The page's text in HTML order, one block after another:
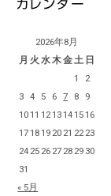
2026年8月
月 火 水木金土 日
1
2
3
4 5 6 7 8
9
1011 1213141516
171819 20 21 2223
24 25 26 27 28 29 30
31
« 5月